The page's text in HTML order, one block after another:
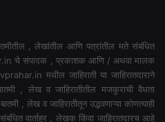
, लेखांतील आणि पत्रांतील मते संबंधित
चे संपादक , प्रकाशक आणि / अथवा मालक
मधील जाहिराती या जाहिरातदाराने
, लेख व जाहिरातीतील मजकुराची वैधता
, लेख व जाहिरातीतून उद्भवणाऱ्या कोणत्याही
वार्ताहर , लेखक किंवा जाहिरातदारच आहे